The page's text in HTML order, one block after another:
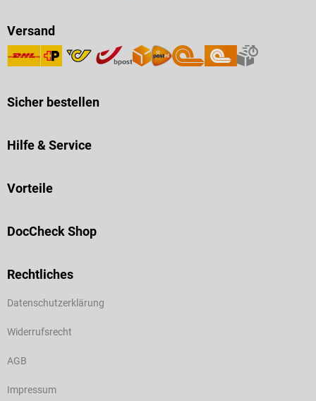
Versand
Sicher bestellen
Hilfe & Service
Vorteile
DocCheck Shop
Rechtliches
Datenschutzerklärung
Widerrufsrecht
AGB
Impressum